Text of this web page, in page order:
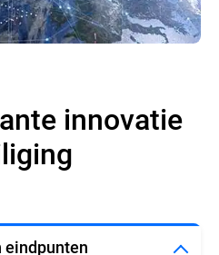
innovatie
eindpunten